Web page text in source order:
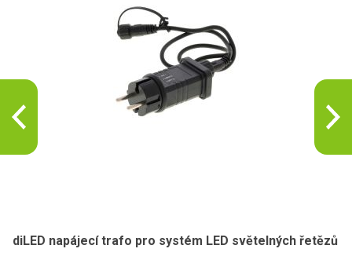
diLED napájecí trafo pro systém LED světelných řetězů